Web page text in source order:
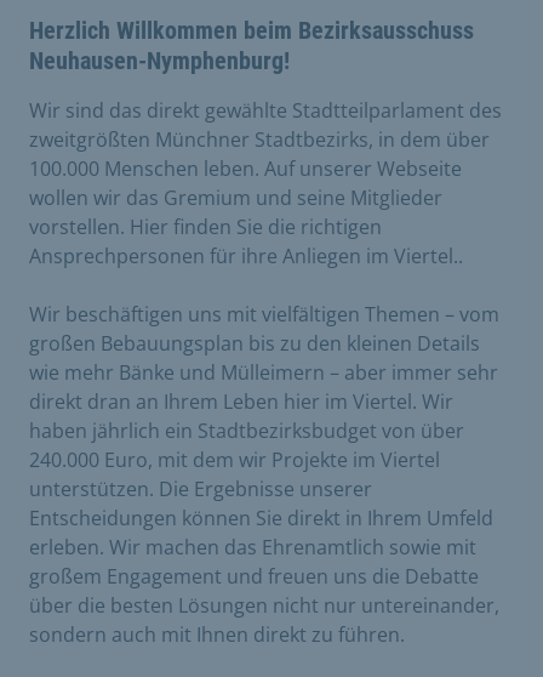
Herzlich Willkommen beim Bezirksausschuss
Neuhausen-Nymphenburg!
Wir sind das direkt gewählte Stadtteilparlament des
zweitgrößten Münchner Stadtbezirks, in dem über
100.000 Menschen leben. Auf unserer Webseite
wollen wir das Gremium und seine Mitglieder
vorstellen. Hier finden Sie die richtigen
Ansprechpersonen für ihre Anliegen im Viertel..
Wir beschäftigen uns mit vielfältigen Themen – vom
großen Bebauungsplan bis zu den kleinen Details
wie mehr Bänke und Mülleimern – aber immer sehr
direkt dran an Ihrem Leben hier im Viertel. Wir
haben jährlich ein Stadtbezirksbudget von über
240.000 Euro, mit dem wir Projekte im Viertel
unterstützen. Die Ergebnisse unserer
Entscheidungen können Sie direkt in Ihrem Umfeld
erleben. Wir machen das Ehrenamtlich sowie mit
großem Engagement und freuen uns die Debatte
über die besten Lösungen nicht nur untereinander,
sondern auch mit Ihnen direkt zu führen.